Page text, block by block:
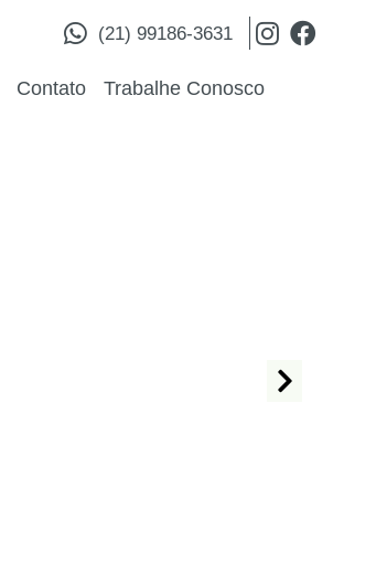
(21) 99186-3631
Contato Trabalhe Conosco